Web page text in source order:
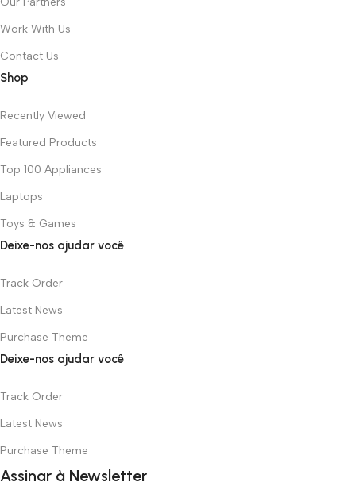
Work With Us
Contact Us
Shop
Recently Viewed
Featured Products
Top 100 Appliances
Laptops
Toys & Games
Deixe-nos ajudar você
Track Order
Latest News
Purchase Theme
Deixe-nos ajudar você
Track Order
Latest News
Purchase Theme
Assinar à Newsletter